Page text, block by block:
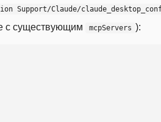
Support/Claude/
с существующим mcpServers ):